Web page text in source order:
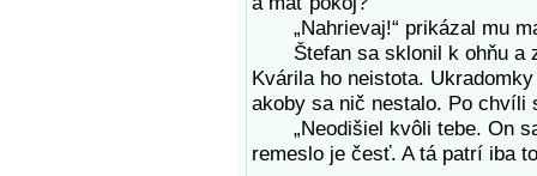
„Nahrievaj!“ prikázal mu
Štefan sa sklonil k ohňu a
Kvárila ho neistota.
akoby sa nič nestalo. Po
„Neodišiel kvôli tebe. On
remeslo je česť. A tá patrí iba